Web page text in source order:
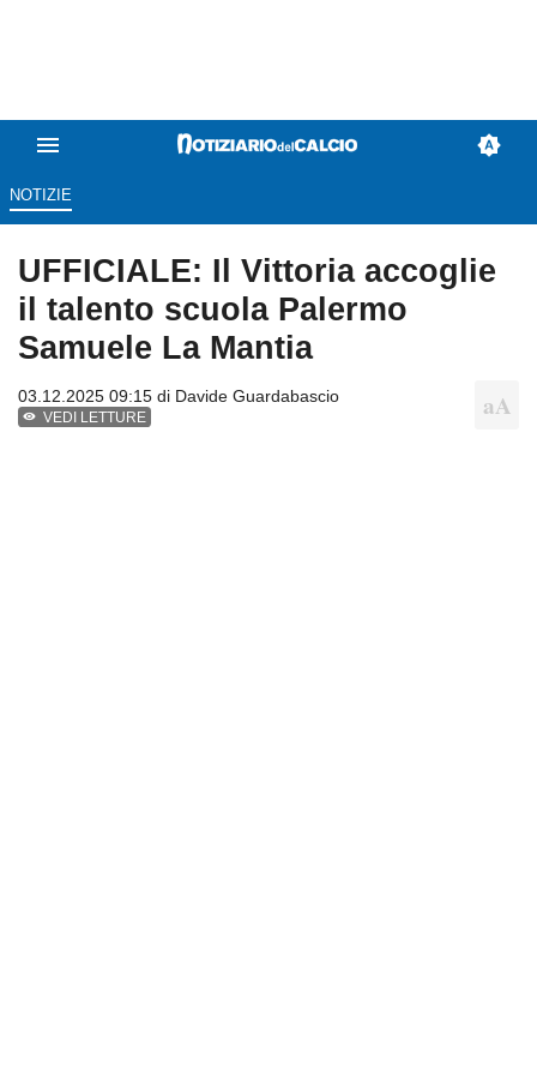
NOTIZIE
UFFICIALE: Il Vittoria accoglie
il talento scuola Palermo
Samuele La Mantia
03.12.2025 09:15 di Davide Guardabascio
VEDI LETTURE